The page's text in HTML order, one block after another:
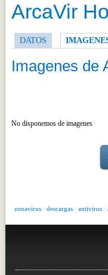
ArcaVir
DATOS
Imagenes de
No disponemos de imagenes
zonavirus / descargas / antivirus /